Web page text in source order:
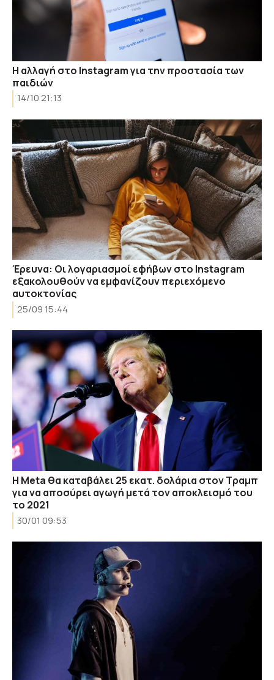
Η αλλαγή στο Instagram για την προστασία των
παιδιών
14/10 21:13
Έρευνα: Οι λογαριασμοί εφήβων στο Instagram
εξακολουθούν να εμφανίζουν περιεχόμενο
αυτοκτονίας
25/09 15:44
Η Meta θα καταβάλει 25 εκατ. δολάρια στον Τραμπ
για να αποσύρει αγωγή μετά τον αποκλεισμό του
το 2021
30/01 09:53